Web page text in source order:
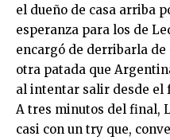
el dueño de casa arriba
esperanza para los de
encargó de derribarla
otra patada que
al intentar salir desde el
A tres minutos del final,
casi con un try que,